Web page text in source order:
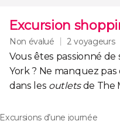
Excursion
Non évalué 2 voyageurs
Vous êtes passionné de
York ? Ne manquez
dans les outletsde The
Excursions d’une journée